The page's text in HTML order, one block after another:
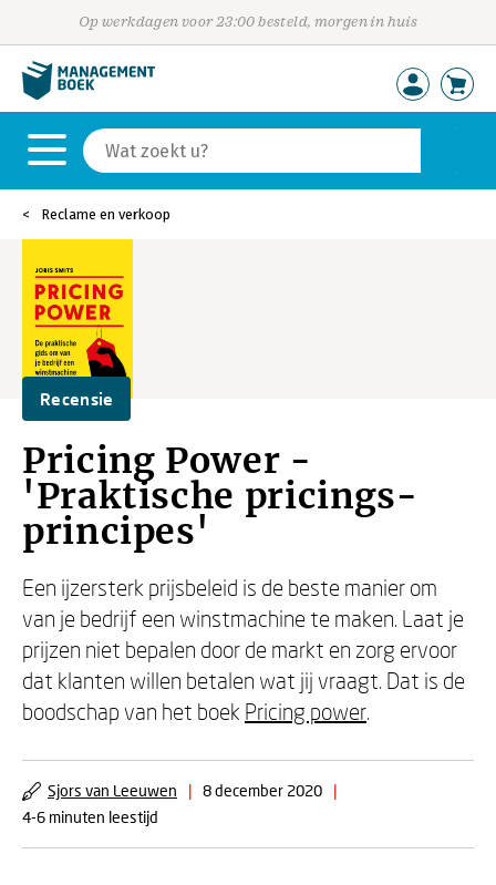
Op werkdagen voor 23:00 besteld, morgen in huis
Reclame en verkoop
Recensie
Pricing Power -
'Praktische pricings-
principes'
Een ijzersterk prijsbeleid is de beste manier om
van je bedrijf een winstmachine te maken. Laat je
prijzen niet bepalen door de markt en zorg ervoor
dat klanten willen betalen wat jij vraagt. Dat is de
boodschap van het boek Pricing power.
Sjors van Leeuwen | 8 december 2020
|
4-6 minuten leestijd